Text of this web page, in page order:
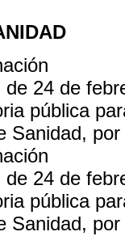
24 de
pública
Sanidad,
24 de
pública
Sanidad,